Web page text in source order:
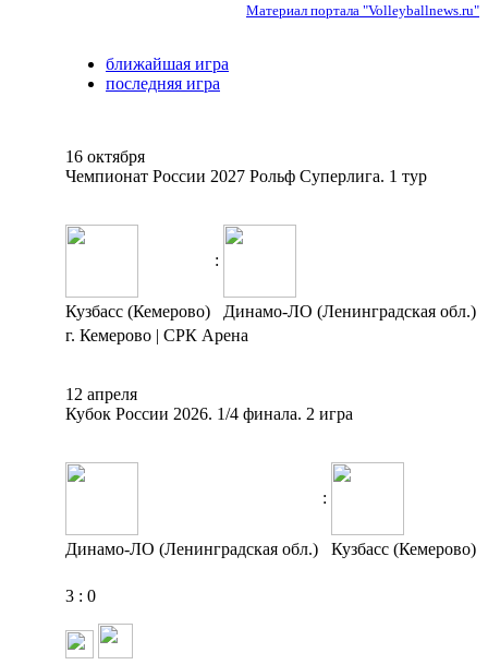
Материал портала "Volleyballnews.ru"
ближайшая игра
последняя игра
16 октября
Чемпионат России 2027 Рольф Суперлига. 1 тур
:
Кузбасс (Кемерово)
Динамо-ЛО (Ленинградская обл.)
г. Кемерово | СРК Арена
12 апреля
Кубок России 2026. 1/4 финала. 2 игра
:
Динамо-ЛО (Ленинградская обл.) Кузбасс (Кемерово)
3 : 0